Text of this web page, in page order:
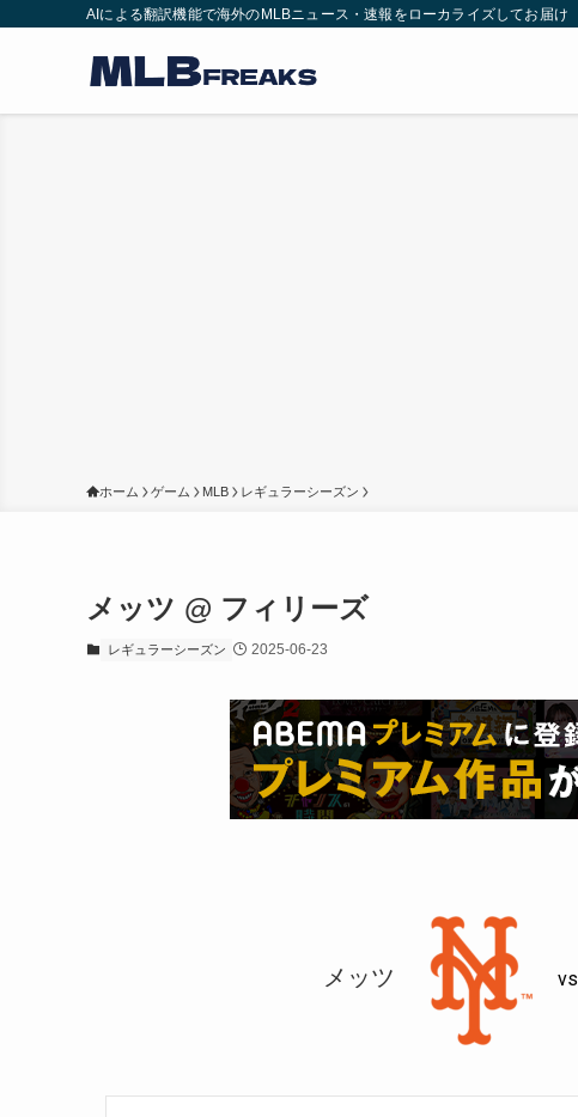
AIによる翻訳機能で海外のMLBニュース・速報をローカライズしてお届け
ホーム ゲーム MLB レギュラーシーズン
メッツ @ フィリーズ
レギュラーシーズン 2025-06-23
メッツ vs